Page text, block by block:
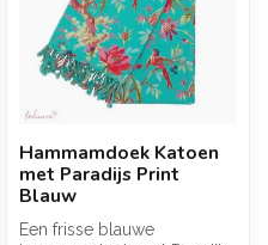
Hammamdoek Katoen
met Paradijs Print
Blauw
Een frisse blauwe